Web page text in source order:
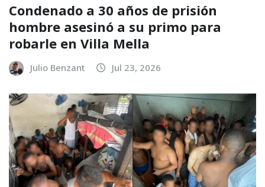
Condenado a 30 años de prisión
hombre asesinó a su primo para
robarle en Villa Mella
Julio Benzant Jul 23, 2026